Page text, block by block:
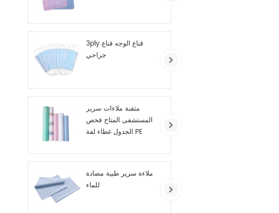
3ply قناع الوجه قناع
جراحي
مثقبة ملاءات سرير
المستشفى المتاح فحص
الجدول غطاء لفة PE
ملاءة سرير طبية مضادة
للماء